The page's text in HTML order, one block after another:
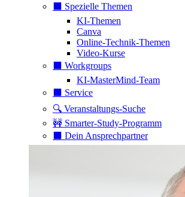
⬛️ Spezielle Themen
KI-Themen
Canva
Online-Technik-Themen
Video-Kurse
⬛️ Workgroups
KI-MasterMind-Team
⬛️ Service
🔍 Veranstaltungs-Suche
🚧 Smarter-Study-Programm
⬛️ Dein Ansprechpartner